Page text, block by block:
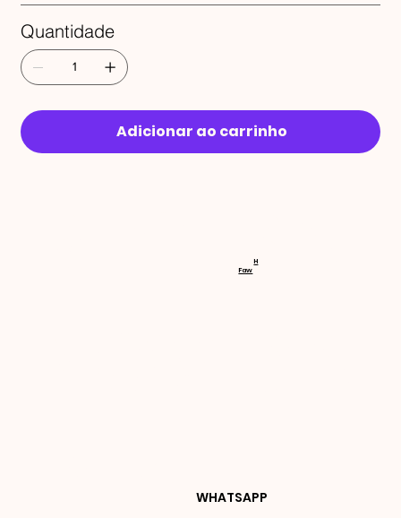
Quantidade
Adicionar ao carrinho
RECEBA
DES E
WHATSAPP
Faw
H